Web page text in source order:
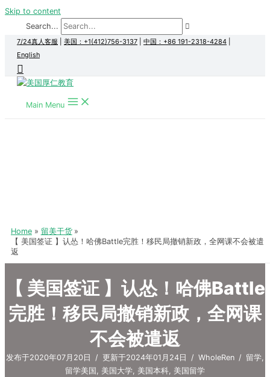
Skip to content
Search...
7/24真人客服 美国：+1(412)756-3137 中国：+86 191-2318-4284
English
Main Menu
Home
留美干货
【 美国签证 】认怂！哈佛Battle完胜！移民局撤销新政，全网课不会被遣
返
【 美国签证 】认怂！哈佛Battle
完胜！移民局撤销新政，全网课
不会被遣返
发布于2020年07月20日 / 更新于2024年01月24日 / WholeRen / 留学,
留学美国 , 美国大学, 美国本科, 美国留学